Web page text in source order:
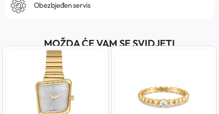
Obezbjeđen servis
MOŽDA ĆE VAM SE SVIDJETI